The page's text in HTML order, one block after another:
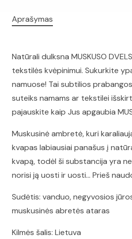
Aprašymas
Natūrali dulksna MUSKUSO
tekstilės kvėpinimui. Sukurkite
namuose! Tai subtilios
suteiks namams ar tekstilei
pajauskite kaip Jus apgaubia
Muskusinė ambretė, kuri
kvapas labiausiai panašus į
kvapą, todėl ši substancija yra
norisi ją uosti ir uosti… Prieš
Sudėtis: vanduo, negyvosios
muskusinės abretės ataras
Kilmės šalis: Lietuva